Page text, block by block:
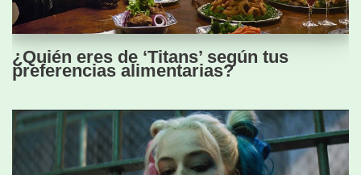
¿Quién eres de ‘Titans’ según tus
preferencias alimentarias?